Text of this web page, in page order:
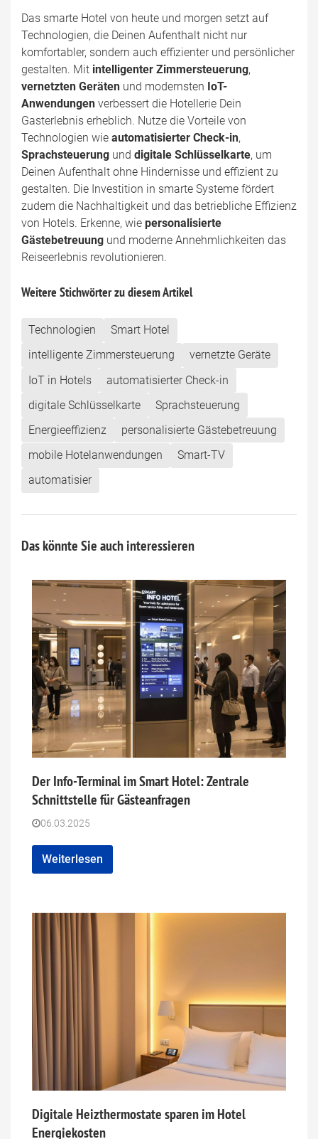
Das smarte Hotel von heute und morgen setzt auf
Technologien, die Deinen Aufenthalt nicht nur
komfortabler, sondern auch effizienter und persönlicher
gestalten. Mit intelligenter Zimmersteuerung,
vernetzten Geräten und modernsten IoT-
Anwendungen verbessert die Hotellerie Dein
Gasterlebnis erheblich. Nutze die Vorteile von
Technologien wie automatisierter Check-in,
Sprachsteuerung und digitale Schlüsselkarte, um
Deinen Aufenthalt ohne Hindernisse und effizient zu
gestalten. Die Investition in smarte Systeme fördert
zudem die Nachhaltigkeit und das betriebliche Effizienz
von Hotels. Erkenne, wie personalisierte
Gästebetreuung und moderne Annehmlichkeiten das
Reiseerlebnis revolutionieren.
Weitere Stichwörter zu diesem Artikel
Technologien
Smart Hotel
intelligente Zimmersteuerung
vernetzte Geräte
IoT in Hotels
automatisierter Check-in
digitale Schlüsselkarte
Sprachsteuerung
Energieeffizienz
personalisierte Gästebetreuung
mobile Hotelanwendungen
Smart-TV
automatisier
Das könnte Sie auch interessieren
Der Info-Terminal im Smart Hotel: Zentrale
Schnittstelle für Gästeanfragen
06.03.2025
Weiterlesen
Digitale Heizthermostate sparen im Hotel
Energiekosten